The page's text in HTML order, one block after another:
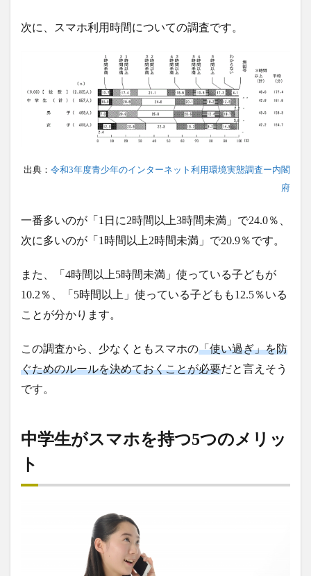
次に、スマホ利用時間についての調査です。
出典： 令和3年度青少年のインターネット利用環境実態調査ー内閣
府
一番多いのが「1日に2時間以上3時間未満」で24.0％、
次に多いのが「1時間以上2時間未満」で20.9％です。
また、「4時間以上5時間未満」使っている子どもが
10.2％、「5時間以上」使っている子どもも12.5％いる
ことが分かります。
この調査から、少なくともスマホの「使い過ぎ」を防
ぐためのルールを決めておくことが必要だと言えそう
です。
中学生がスマホを持つ5つのメリッ
ト